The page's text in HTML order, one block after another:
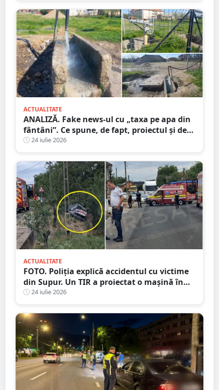
ACTUALITATE
ANALIZĂ. Fake news-ul cu „taxa pe apa din
fântâni”. Ce spune, de fapt, proiectul și de
unde a pornit dezinformarea
24 iulie 2026
ACTUALITATE
FOTO. Poliția explică accidentul cu victime
din Supur. Un TIR a proiectat o mașină în
șanț24 iulie 2026